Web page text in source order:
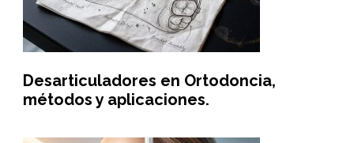
Desarticuladores en Ortodoncia,
métodos y aplicaciones.